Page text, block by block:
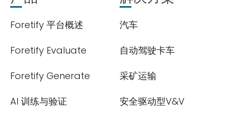
Foretify 平台概述
Foretify Evaluate
Foretify Generate
AI 训练与验证
汽车
自动驾驶卡车
采矿运输
安全驱动型V&V
司产品内容与服务。您可以随时选择退订。若要理解更多，